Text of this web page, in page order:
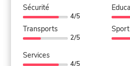
Sécurité
4/5
Transports
2/5
Sport
Services
4/5